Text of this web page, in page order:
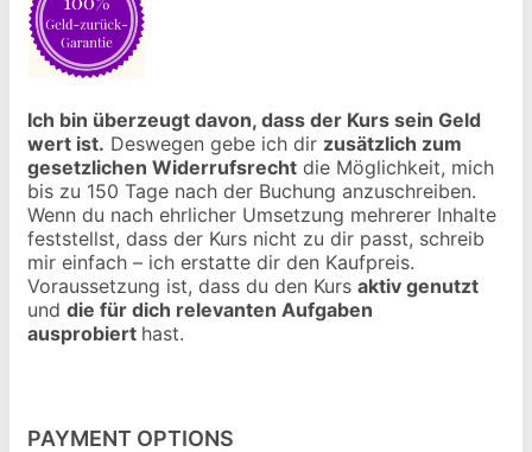
Ich bin überzeugt davon, dass der Kurs sein Geld
wert ist. Deswegen gebe ich dir zusätzlich zum
gesetzlichen Widerrufsrecht die Möglichkeit, mich
bis zu 150 Tage nach der Buchung anzuschreiben.
Wenn du nach ehrlicher Umsetzung mehrerer Inhalte
feststellst, dass der Kurs nicht zu dir passt, schreib
mir einfach – ich erstatte dir den Kaufpreis.
Voraussetzung ist, dass du den Kurs aktiv genutzt
und die für dich relevanten Aufgaben
ausprobiert hast.
PAYMENT OPTIONS